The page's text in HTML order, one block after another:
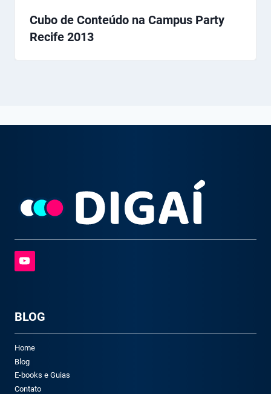
Cubo de Conteúdo na Campus Party
Recife 2013
BLOG
Home
Blog
E-books e Guias
Contato